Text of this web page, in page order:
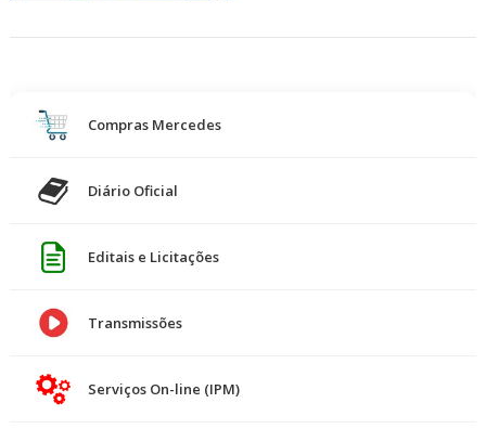
Compras Mercedes
Diário Oficial
Editais e Licitações
Transmissões
Serviços On-line (IPM)